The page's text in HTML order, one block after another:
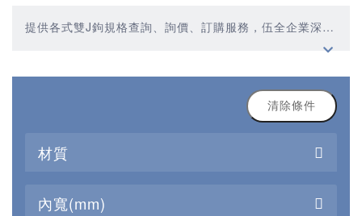
提供各式雙J鉤規格查詢、詢價、訂購服務，伍全企業深耕
模具產業多年，秉持著優質品質、合理價格、多元產品、
清除條件
材質
內寬(mm)